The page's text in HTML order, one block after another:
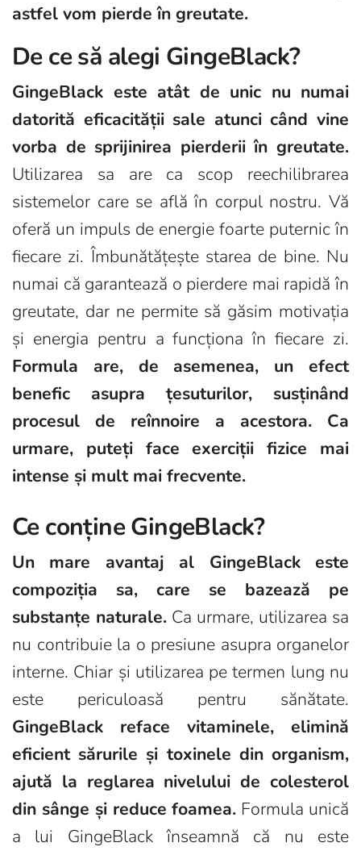
astfel vom pierde în greutate.
De ce să alegi GingeBlack?
GingeBlack este atât de unic nu numai
datorită eficacității sale atunci când vine
vorba de sprijinirea pierderii în greutate.
Utilizarea sa are ca scop reechilibrarea
sistemelor care se află în corpul nostru. Vă
oferă un impuls de energie foarte puternic în
fiecare zi. Îmbunătățește starea de bine. Nu
numai că garantează o pierdere mai rapidă în
greutate, dar ne permite să găsim motivația
și energia pentru a funcționa în fiecare zi.
Formula are, de asemenea, un efect
benefic asupra țesuturilor, susținând
procesul de reînnoire a acestora. Ca
urmare, puteți face exerciții fizice mai
intense și mult mai frecvente.
Ce conține GingeBlack?
Un mare avantaj al GingeBlack este
compoziția sa, care se bazează pe
substanțe naturale. Ca urmare, utilizarea sa
nu contribuie la o presiune asupra organelor
interne. Chiar și utilizarea pe termen lung nu
este periculoasă pentru sănătate.
GingeBlack reface vitaminele, elimină
eficient sărurile și toxinele din organism,
ajută la reglarea nivelului de colesterol
din sânge și reduce foamea. Formula unică
a lui GingeBlack înseamnă că nu este